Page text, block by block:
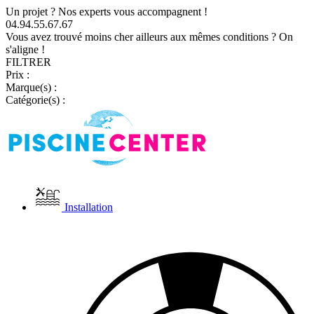
Un projet ? Nos experts vous accompagnent !
04.94.55.67.67
Vous avez trouvé moins cher ailleurs aux mêmes conditions ? On
s'aligne !
FILTRER
Prix :
Marque(s) :
Catégorie(s) :
Installation